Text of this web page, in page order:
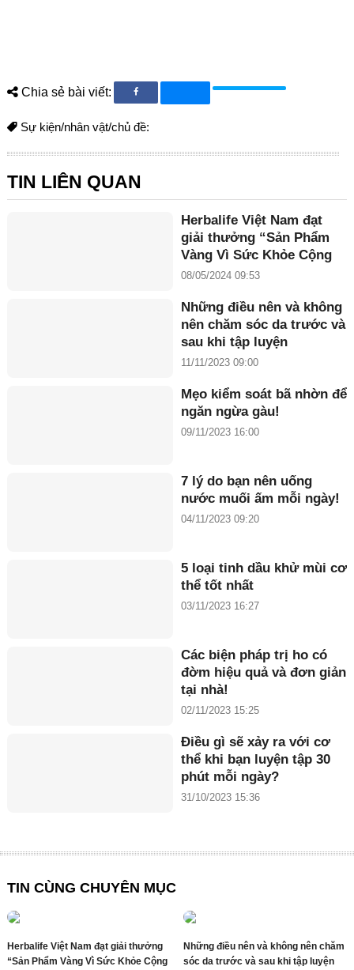
Chia sẻ bài viết:
Sự kiện/nhân vật/chủ đề:
TIN LIÊN QUAN
Herbalife Việt Nam đạt
giải thưởng “Sản Phẩm
Vàng Vì Sức Khỏe Cộng
Đồng năm 2024”
08/05/2024 09:53
Những điều nên và không
nên chăm sóc da trước và
sau khi tập luyện
11/11/2023 09:00
Mẹo kiểm soát bã nhờn để
ngăn ngừa gàu!
09/11/2023 16:00
7 lý do bạn nên uống
nước muối ấm mỗi ngày!
04/11/2023 09:20
5 loại tinh dầu khử mùi cơ
thể tốt nhất
03/11/2023 16:27
Các biện pháp trị ho có
đờm hiệu quả và đơn giản
tại nhà!
02/11/2023 15:25
Điều gì sẽ xảy ra với cơ
thể khi bạn luyện tập 30
phút mỗi ngày?
31/10/2023 15:36
TIN CÙNG CHUYÊN MỤC
Herbalife Việt Nam đạt giải thưởng
“Sản Phẩm Vàng Vì Sức Khỏe Cộng
Những điều nên và không nên chăm
sóc da trước và sau khi tập luyện